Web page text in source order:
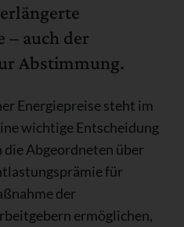
– auch der
Abstimmung.
Energiepreise steht im
wichtige Entscheidung
die Abgeordneten über
für
der
ermöglichen,